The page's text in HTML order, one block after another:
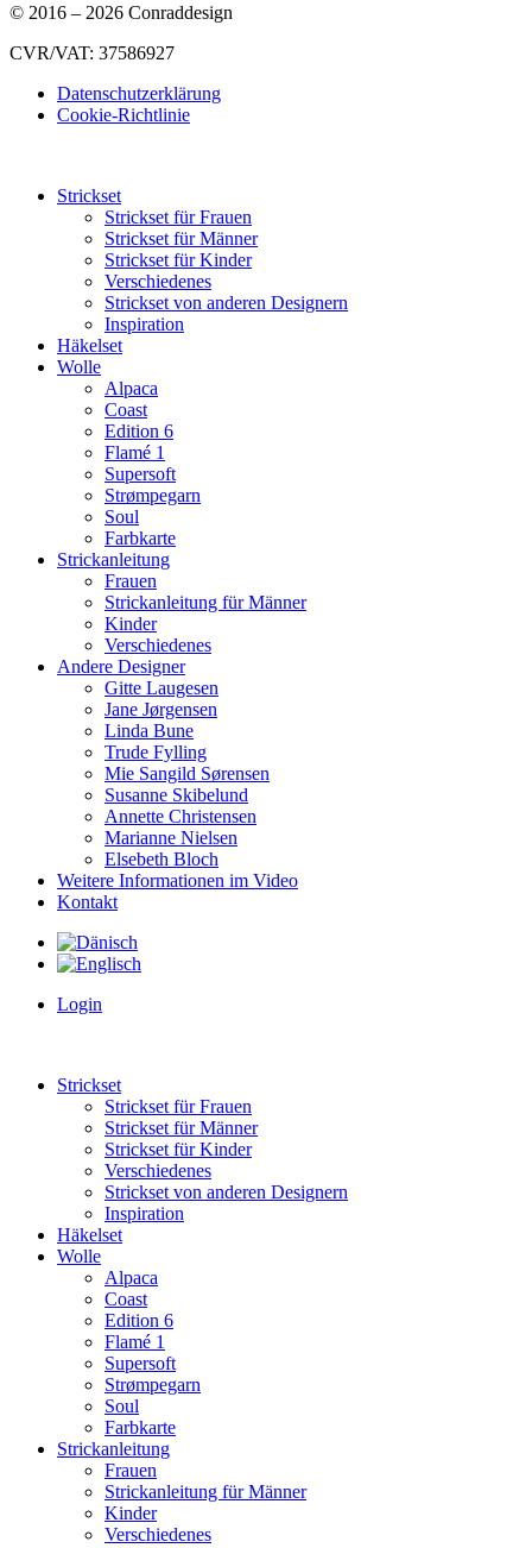
© 2016 – 2026 Conraddesign
CVR/VAT: 37586927
Datenschutzerklärung
Cookie-Richtlinie
Strickset
Strickset für Frauen
Strickset für Männer
Strickset für Kinder
Verschiedenes
Strickset von anderen Designern
Inspiration
Häkelset
Wolle
Alpaca
Coast
Edition 6
Flamé 1
Supersoft
Strømpegarn
Soul
Farbkarte
Strickanleitung
Frauen
Strickanleitung für Männer
Kinder
Verschiedenes
Andere Designer
Gitte Laugesen
Jane Jørgensen
Linda Bune
Trude Fylling
Mie Sangild Sørensen
Susanne Skibelund
Annette Christensen
Marianne Nielsen
Elsebeth Bloch
Weitere Informationen im Video
Kontakt
Login
Strickset
Strickset für Frauen
Strickset für Männer
Strickset für Kinder
Verschiedenes
Strickset von anderen Designern
Inspiration
Häkelset
Wolle
Alpaca
Coast
Edition 6
Flamé 1
Supersoft
Strømpegarn
Soul
Farbkarte
Strickanleitung
Frauen
Strickanleitung für Männer
Kinder
Verschiedenes